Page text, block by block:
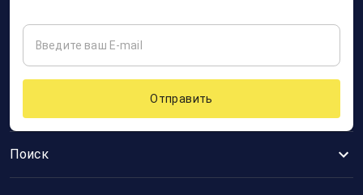
Поиск
Отправить